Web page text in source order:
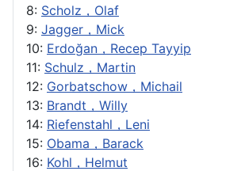
8: Scholz，Olaf
9: Jagger，Mick
10: Erdoğan，Recep Tayyip
11: Schulz，Martin
12: Gorbatschow，Michail
13: Brandt，Willy
14: Riefenstahl，Leni
15: Obama，Barack
16: Kohl，Helmut